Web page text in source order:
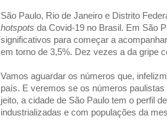
São Paulo, Rio de Janeiro e Distrito
hotspots da Covid-19 no Brasil. Em São
significativos para começar a
em torno de 3,5%. Dez vezes a da gripe
Vamos aguardar os números que,
país. E veremos se os números
jeito, a cidade de São Paulo tem o perfil
industrializadas e com populações da